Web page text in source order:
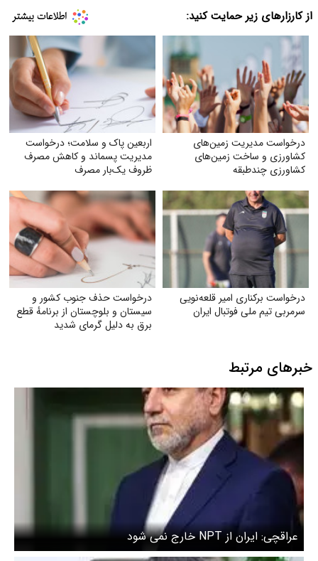
از کارزارهای زیر حمایت کنید:
درخواست مدیریت زمین‌های
کشاورزی و ساخت زمین‌های
کشاورزی چندطبقه
اربعین پاک و سلامت؛ درخواست
مدیریت پسماند و کاهش مصرف
ظروف یک‌بار مصرف
درخواست برکناری امیر قلعه‌نویی
سرمربی تیم ملی فوتبال ایران
درخواست حذف جنوب کشور و
سیستان و بلوچستان از برنامهٔ قطع
برق به دلیل گرمای شدید
خبرهای مرتبط
عراقچی: ایران از NPT خارج نمی شود